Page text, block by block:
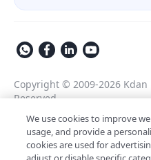
Polityka prywatności
Polityka bezpieczeństwa
Obsługiwane przez
Copyright © 2009-2026
Reserved.
We use cookies to improve
usage, and provide a
cookies are used for